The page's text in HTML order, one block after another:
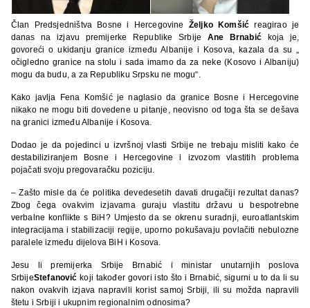
Član Predsjedništva Bosne i Hercegovine Željko Komšićreagirao je
danas na izjavu premijerke Republike Srbije Ane Brnabić koja je,
govoreći o ukidanju granice između Albanije i Kosova, kazala da su „
očigledno granice na stolu i sada imamo da za neke (Kosovo i Albaniju)
mogu da budu, a za Republiku Srpsku ne mogu“.
Kako javlja Fena Komšić je naglasio da granice Bosne i Hercegovine
nikako ne mogu biti dovedene u pitanje, neovisno od toga šta se dešava
na granici između Albanije i Kosova.
Dodao je da pojedinci u izvršnoj vlasti Srbije ne trebaju misliti kako će
destabiliziranjem Bosne i Hercegovine i izvozom vlastitih problema
pojačati svoju pregovaračku poziciju.
– Zašto misle da će politika devedesetih davati drugačiji rezultat danas?
Zbog čega ovakvim izjavama guraju vlastitu državu u bespotrebne
verbalne konflikte s BiH? Umjesto da se okrenu suradnji, euroatlantskim
integracijama i stabilizaciji regije, uporno pokušavaju povlačiti nebulozne
paralele između dijelova BiH i Kosova.
Jesu li premijerka Srbije Brnabić i ministar unutarnjih poslova
SrbijeStefanovićkoji također govori isto što i Brnabić, sigurni u to da li su
nakon ovakvih izjava napravili korist samoj Srbiji, ili su možda napravili
štetu i Srbiji i ukupnim regionalnim odnosima?